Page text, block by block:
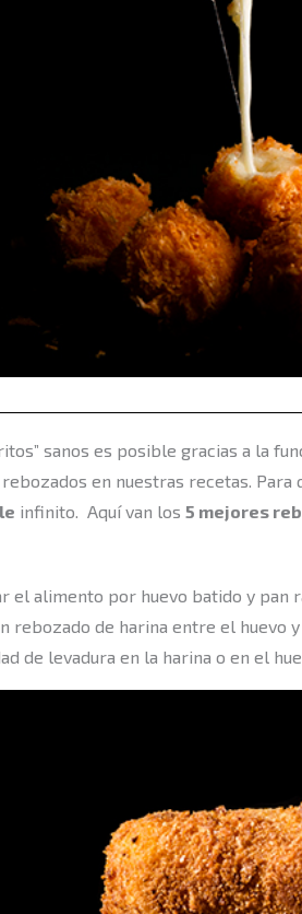
sanos es posible gracias a la
en nuestras recetas.
infinito. Aquí van los 5 mejores
el alimento por huevo batido y
rebozado de harina entre el huevo
de levadura en la harina o en el